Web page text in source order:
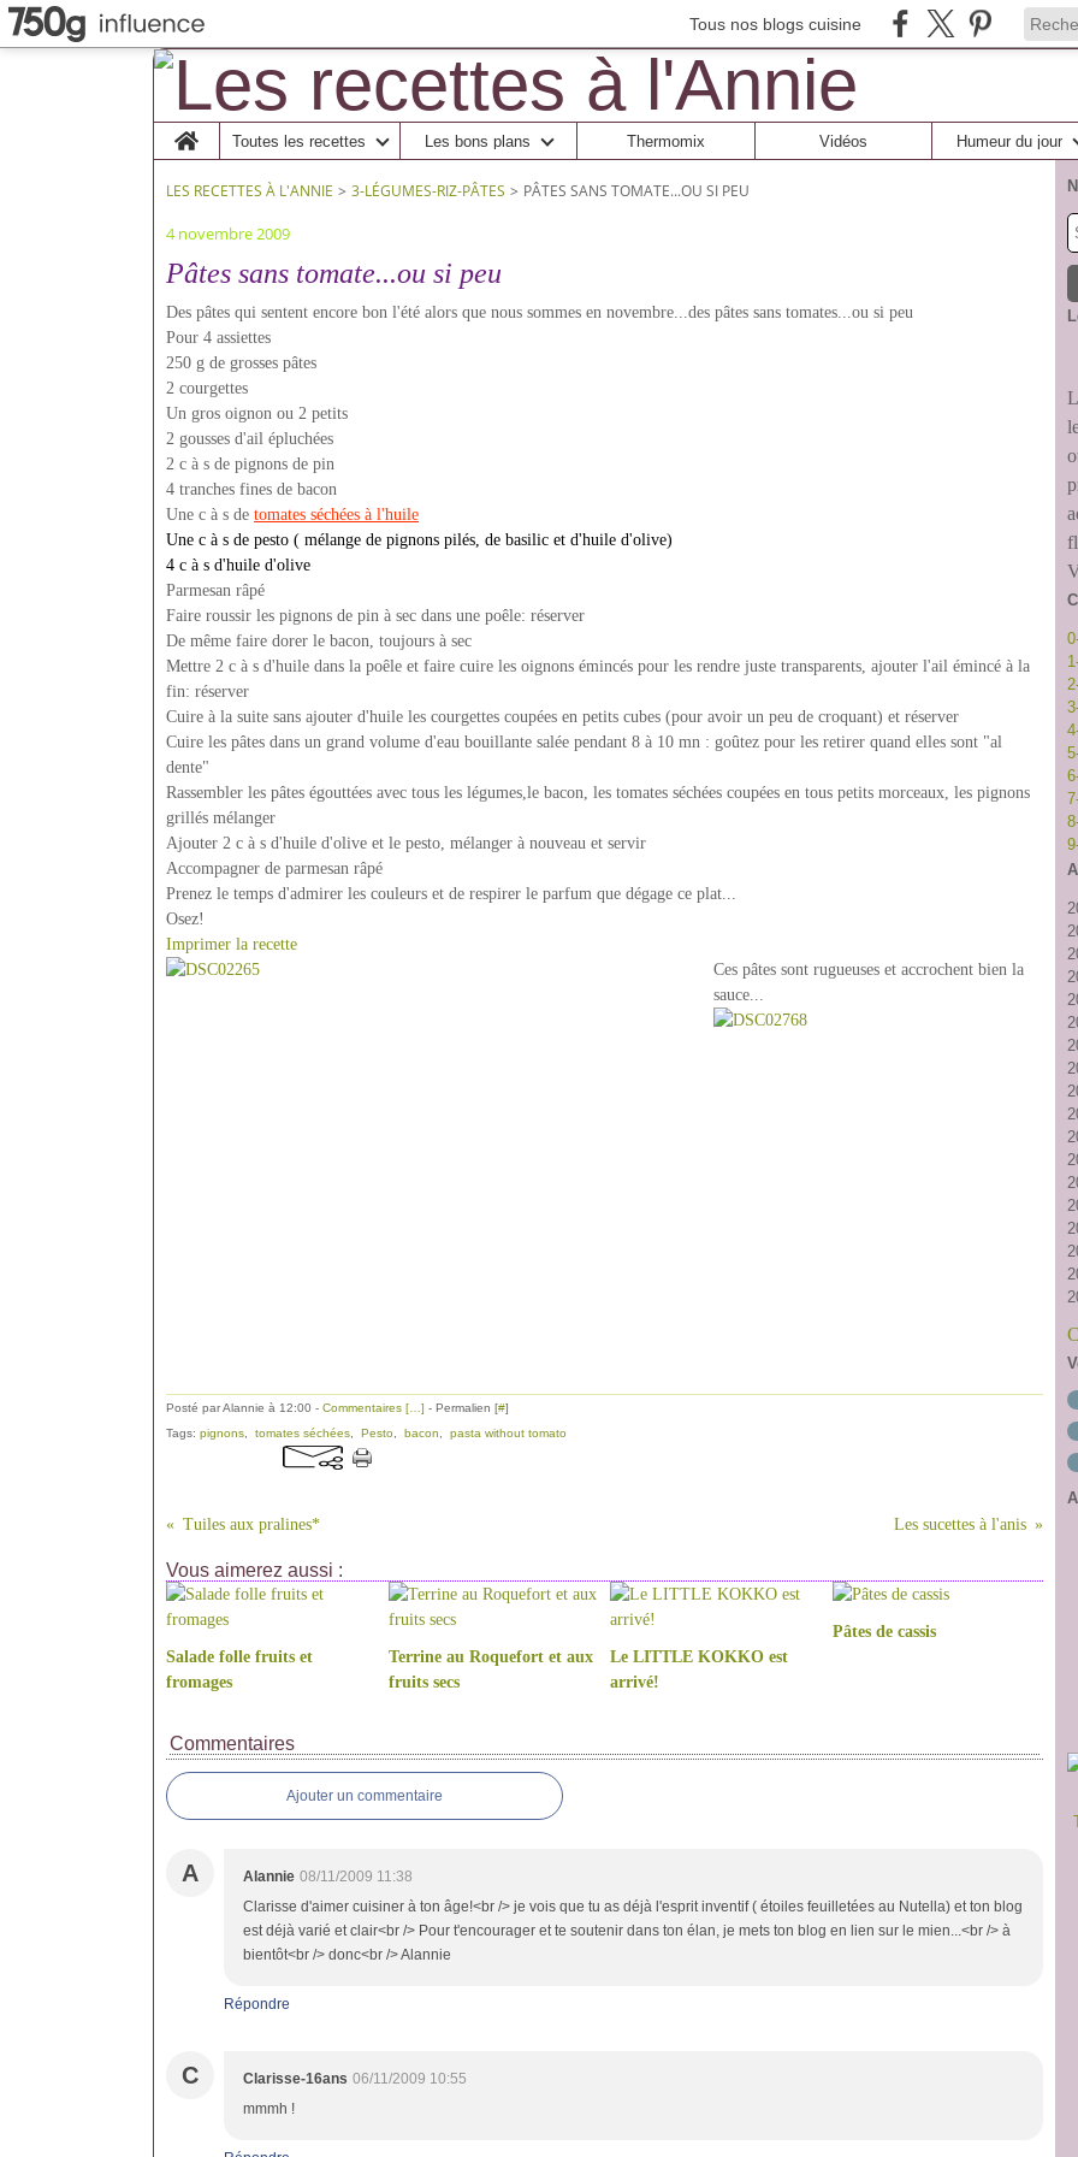
Tous nos blogs cuisine
Home
Toutes les recettes Les bons plans Thermomix Vidéos Humeur du jour
LES RECETTES À L'ANNIE > 3-LÉGUMES-RIZ-PÂTES > PÂTES SANS TOMATE...OU SI PEU
4 novembre 2009
Pâtes sans tomate...ou si peu
Des pâtes qui sentent encore bon l'été alors que nous sommes en novembre...des pâtes sans tomates...ou si peu
Pour 4 assiettes
250 g de grosses pâtes
2 courgettes
Un gros oignon ou 2 petits
2 gousses d'ail épluchées
2 c à s de pignons de pin
4 tranches fines de bacon
Une c à s de tomates séchées à l'huile
Une c à s de pesto ( mélange de pignons pilés, de basilic et d'huile d'olive)
4 c à s d'huile d'olive
Parmesan râpé
Faire roussir les pignons de pin à sec dans une poêle: réserver
De même faire dorer le bacon, toujours à sec
Mettre 2 c à s d'huile dans la poêle et faire cuire les oignons émincés pour les rendre juste transparents, ajouter l'ail émincé à la
fin: réserver
Cuire à la suite sans ajouter d'huile les courgettes coupées en petits cubes (pour avoir un peu de croquant) et réserver
Cuire les pâtes dans un grand volume d'eau bouillante salée pendant 8 à 10 mn : goûtez pour les retirer quand elles sont "al
dente"
Rassembler les pâtes égouttées avec tous les légumes,le bacon, les tomates séchées coupées en tous petits morceaux, les pignons
grillés mélanger
Ajouter 2 c à s d'huile d'olive et le pesto, mélanger à nouveau et servir
Accompagner de parmesan râpé
Prenez le temps d'admirer les couleurs et de respirer le parfum que dégage ce plat...
Osez!
Imprimer la recette
Ces pâtes sont rugueuses et accrochent bien la
sauce...
Posté par Alannie à 12:00 - Commentaires [ ] - Permalien [#]
Tags: pignons tomates séchées Pesto bacon pasta without tomato
Tuiles aux pralines* Les sucettes à l'anis
Vous aimerez aussi :
Salade folle fruits et
fromages
Terrine au Roquefort et aux
fruits secs
Le LITTLE KOKKO est
arrivé!
Pâtes de cassis
Commentaires
Ajouter un commentaire
A Alannie 08/11/2009 11:38
Clarisse d'aimer cuisiner à ton âge!<br /> je vois que tu as déjà l'esprit inventif ( étoiles feuilletées au Nutella) et ton blog
est déjà varié et clair<br /> Pour t'encourager et te soutenir dans ton élan, je mets ton blog en lien sur le mien...<br /> à
bientôt<br /> donc<br /> Alannie
Répondre
C Clarisse-16ans 06/11/2009 10:55
mmmh !